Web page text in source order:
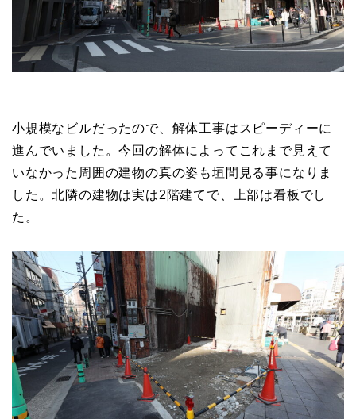
小規模なビルだったので、解体工事はスピーディーに
進んでいました。今回の解体によってこれまで見えて
いなかった周囲の建物の真の姿も垣間見る事になりま
した。北隣の建物は実は2階建てで、上部は看板でし
た。